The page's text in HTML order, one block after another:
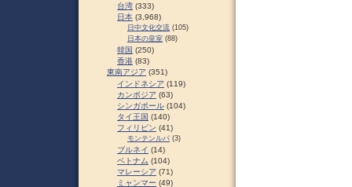
台湾 (333)
日本 (3,968)
日中文化交流 (105)
日本の皇室 (88)
韓国 (250)
香港 (83)
東南アジア (351)
インドネシア (119)
カンボジア (63)
シンガポール (104)
タイ王国 (140)
フィリピン (41)
モンテンルパ (3)
ブルネイ (14)
ベトナム (104)
マレーシア (71)
ミャンマー (49)